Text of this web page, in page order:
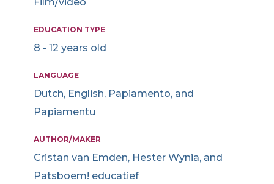
EDUCATION TYPE
8 - 12 years old
LANGUAGE
Dutch, English, Papiamento, and
Papiamentu
AUTHOR/MAKER
Cristan van Emden, Hester Wynia, and
Patsboem! educatief